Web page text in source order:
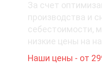
За счет
производства и
себестоимости,
низкие цены на
Наши цены - от